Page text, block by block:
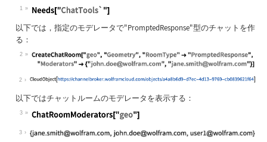
1
以下では，指定のモデレータで"PromptedResponse"型のチャットを作
る：
2
2
以下ではチャットルームのモデレータを表示する：
3
3